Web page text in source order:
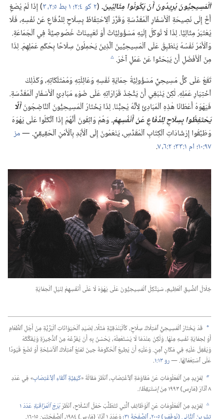
اَلْمَسِيحِيُّونَ يُرِيدُونَ أَنْ يَكُونُوا مِثَالِيِّينَ.‏(‏٢ كو ٤:‏٢؛‏
‏)‏ إِذَا لَمْ يُصْغِ
أَخٌ إِلَى نَصِيحَةِ ٱلْأَسْفَارِ ٱلْمُقَدَّسَةِ وَقَرَّرَ ٱلِٱحْتِفَاظَ بِسِلَاحٍ لِلدِّفَاعِ عَنْ نَفْسِهِ،‏ فَلَا
يُعْتَبَرُ مِثَالِيًّا.‏ لِذَا لَا تُوكَلُ إِلَيْهِ مَسْؤُولِيَّاتٌ أَوْ تَعْيِينَاتٌ خُصُوصِيَّةٌ فِي ٱلْجَمَاعَةِ.‏
وَٱلْأَمْرُ نَفْسُهُ يَنْطَبِقُ عَلَى ٱلْمَسِيحِيِّينَ ٱلَّذِينَ يَحْمِلُونَ سِلَاحًا بِحُكْمِ عَمَلِهِمْ.‏ لِذَا
مِنَ ٱلْأَفْضَلِ أَنْ يَبْحَثُوا عَنْ عَمَلٍ آخَرَ.‏ c
تَقَعُ عَلَى كُلِّ مَسِيحِيٍّ مَسْؤُولِيَّةُ حِمَايَةِ نَفْسِهِ وَعَائِلَتِهِ وَمُمْتَلَكَاتِهِ،‏ وَكَذٰلِكَ
ٱخْتِيَارِ عَمَلِهِ.‏ لٰكِنْ يَنْبَغِي أَنْ يَتَّخِذَ قَرَارَاتِهِ عَلَى ضَوْءِ مَبَادِئِ ٱلْأَسْفَارِ ٱلْمُقَدَّسَةِ.‏
فَيَهْوَهُ أَعْطَانَا هٰذِهِ ٱلْمَبَادِئَ لِأَنَّهُ يُحِبُّنَا.‏ لِذَا يَخْتَارُ ٱلْمَسِيحِيُّونَ ٱلنَّاضِجُونَأَلَّا
يَحْتَفِظُوا بِسِلَاحٍ لِلدِّفَاعِ عَنْ أَنْفُسِهِمْ.‏وَهُمْ وَاثِقُونَ أَنَّهُمْ إِذَا ٱتَّكَلُوا عَلَى يَهْوَهَ
وَطَبَّقُوا إِرْشَادَاتِ ٱلْكِتَابِ ٱلْمُقَدَّسِ،‏ يَنْعَمُونَ إِلَى ٱلْأَبَدِ بِٱلْأَمْنِ ٱلْحَقِيقِيِّ.‏ —‏مز
٩٧:‏١٠؛‏
ام ١:‏٣٣؛‏ ‏.‏
خِلَالَ ٱلضِّيقِ ٱلْعَظِيمِ،‏ سَيَتَّكِلُ ٱلْمَسِيحِيُّونَ عَلَى يَهْوَهَ لَا عَلَى أَنْفُسِهِمْ لِنَيْلِ ٱلْحِمَايَةِ
a قَدْ يَخْتَارُ ٱلْمَسِيحِيُّ ٱمْتِلَاكَ سِلَاحٍ،‏ كَٱلْبُنْدُقِيَّةِ مَثَلًا،‏ لِصَيْدِ ٱلْحَيَوَانَاتِ ٱلْبَرِّيَّةِ مِنْ أَجْلِ ٱلطَّعَامِ
أَوْ لِحِمَايَةِ نَفْسِهِ مِنْهَا.‏ وَلٰكِنْ عِنْدَمَا لَا يَسْتَعْمِلُهُ،‏ يَحْسُنُ بِهِ أَنْ يُفَرِّغَهُ مِنَ ٱلذَّخِيرَةِ وَيُفَكِّكَهُ
وَيُقْفِلَ عَلَيْهِ فِي مَكَانٍ آمِنٍ.‏ وَعَلَيْهِ أَنْ يُطِيعَ ٱلْحُكُومَةَ حِينَ تَمْنَعُ ٱمْتِلَاكَ ٱلْأَسْلِحَةِ أَوْ تَضَعُ قُيُودًا
عَلَى ٱسْتِعْمَالِهَا.‏ —‏رو ١٣:‏١ ‏.‏
b لِمَزِيدٍ مِنَ ٱلْمَعْلُومَاتِ عَنْ مُقَاوَمَةِ ٱلِٱغْتِصَابِ،‏ ٱنْظُرْ مَقَالَةَ «‏كَيْفِيَّةِ ٱتِّقَاءِ ٱلِٱغْتِصَابِ‏» فِي عَدَدِ
٨ آذَارَ (‏مَارِس)‏ ١٩٩٣ مِنْ
إِسْتَيْقِظْ!‏.‏
c لِمَزِيدٍ مِنَ ٱلْمَعْلُومَاتِ عَنِ ٱلْوَظَائِفِ ٱلَّتِي تَتَطَلَّبُ حَمْلَ ٱلسِّلَاحِ،‏ ٱنْظُرْبُرْجَ ٱلْمُرَاقَبَةِ
عَدَدَ ١